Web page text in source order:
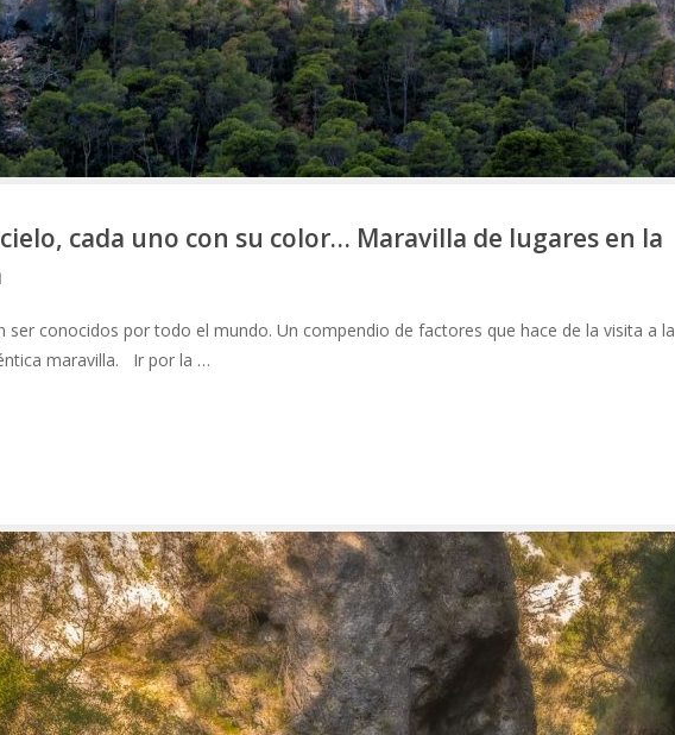
cada uno con su color… Maravilla de lugares en la
ser conocidos por todo el mundo. Un compendio de factores que hace de la visita a la
maravilla. Ir por la …